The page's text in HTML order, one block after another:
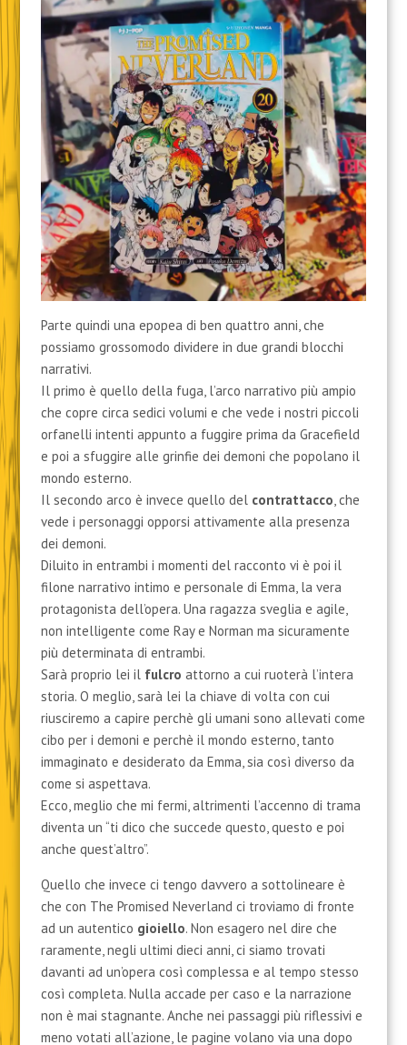
Parte quindi una epopea di ben quattro anni, che
possiamo grossomodo dividere in due grandi blocchi
narrativi.
Il primo è quello della fuga, l’arco narrativo più ampio
che copre circa sedici volumi e che vede i nostri piccoli
orfanelli intenti appunto a fuggire prima da Gracefield
e poi a sfuggire alle grinfie dei demoni che popolano il
mondo esterno.
Il secondo arco è invece quello del contrattacco, che
vede i personaggi opporsi attivamente alla presenza
dei demoni.
Diluito in entrambi i momenti del racconto vi è poi il
filone narrativo intimo e personale di Emma, la vera
protagonista dell’opera. Una ragazza sveglia e agile,
non intelligente come Ray e Norman ma sicuramente
più determinata di entrambi.
Sarà proprio lei il fulcro attorno a cui ruoterà l’intera
storia. O meglio, sarà lei la chiave di volta con cui
riusciremo a capire perchè gli umani sono allevati come
cibo per i demoni e perchè il mondo esterno, tanto
immaginato e desiderato da Emma, sia così diverso da
come si aspettava.
Ecco, meglio che mi fermi, altrimenti l’accenno di trama
diventa un “ti dico che succede questo, questo e poi
anche quest’altro”.
Quello che invece ci tengo davvero a sottolineare è
che con The Promised Neverland ci troviamo di fronte
ad un autentico gioiello. Non esagero nel dire che
raramente, negli ultimi dieci anni, ci siamo trovati
davanti ad un’opera così complessa e al tempo stesso
così completa. Nulla accade per caso e la narrazione
non è mai stagnante. Anche nei passaggi più riflessivi e
meno votati all’azione, le pagine volano via una dopo